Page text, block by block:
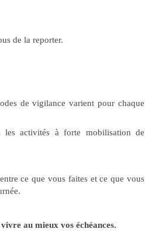
de la reporter.
de vigilance varient pour chaque
les activités à forte mobilisation de
ce que vous faites et ce que vous
au mieux vos échéances.